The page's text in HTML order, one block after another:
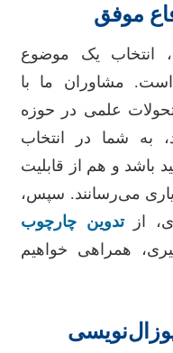
موفق
انتخاب یک موضوع
مشاوران ما با
علمی در حوزه
به شما در انتخاب
باشد و هم از قابلیت
می‌رسانند. سپس،
ازتدوین چارچوب
همراهی خواهیم